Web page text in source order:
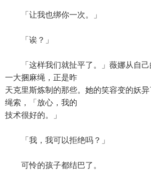
「让我也绑你一次。」
「诶？」
「这样我们就扯平了。」薇娜从自己
一大捆麻绳，正是昨
天克里斯炼制的那些。她的笑容变的妖
绳索，「放心，我的
技术很好的。」
「我，我可以拒绝吗？」
可怜的孩子都结巴了。